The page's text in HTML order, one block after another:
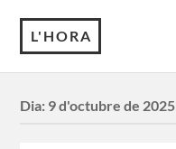
L'HORA
Dia: 9 d'octubre de 2025